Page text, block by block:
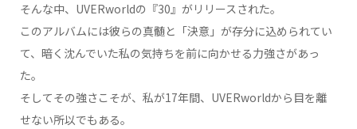
そんな中、UVERworldの『30』がリリースされた。
このアルバムには彼らの真髄と「決意」が存分に込められてい
て、暗く沈んでいた私の気持ちを前に向かせる力強さがあっ
た。
そしてその強さこそが、私が17年間、UVERworldから目を離
せない所以でもある。